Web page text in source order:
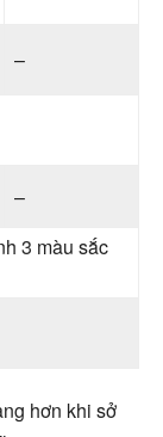
–
–
3 màu sắc
hơn khi sở